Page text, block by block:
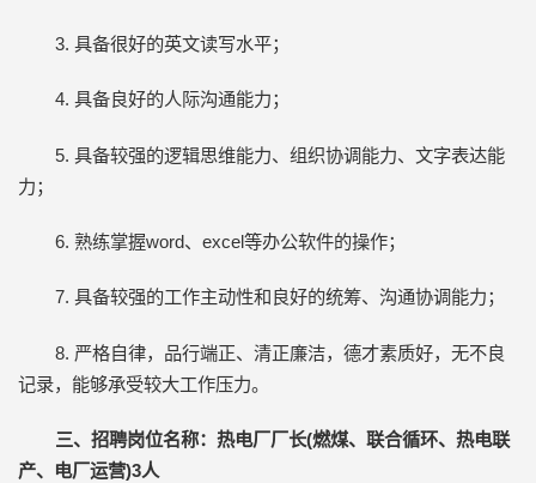
3. 具备很好的英文读写水平；
4. 具备良好的人际沟通能力；
5. 具备较强的逻辑思维能力、组织协调能力、文字表达能
力；
6. 熟练掌握word、excel等办公软件的操作；
7. 具备较强的工作主动性和良好的统筹、沟通协调能力；
8. 严格自律，品行端正、清正廉洁，德才素质好，无不良
记录，能够承受较大工作压力。
三、 招聘岗位名称：热电厂厂长(燃煤、联合循环、热电联
产、电厂运营)3人